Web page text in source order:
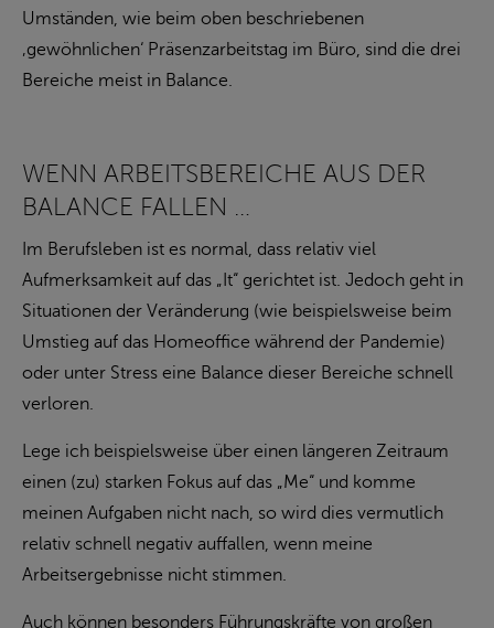
Umständen, wie beim oben beschriebenen
‚gewöhnlichen‘ Präsenzarbeitstag im Büro, sind die drei
Bereiche meist in Balance.
WENN ARBEITSBEREICHE AUS DER
BALANCE FALLEN …
Im Berufsleben ist es normal, dass relativ viel
Aufmerksamkeit auf das „It“ gerichtet ist. Jedoch geht in
Situationen der Veränderung (wie beispielsweise beim
Umstieg auf das Homeoffice während der Pandemie)
oder unter Stress eine Balance dieser Bereiche schnell
verloren.
Lege ich beispielsweise über einen längeren Zeitraum
einen (zu) starken Fokus auf das „Me“ und komme
meinen Aufgaben nicht nach, so wird dies vermutlich
relativ schnell negativ auffallen, wenn meine
Arbeitsergebnisse nicht stimmen.
Auch können besonders Führungskräfte von großen